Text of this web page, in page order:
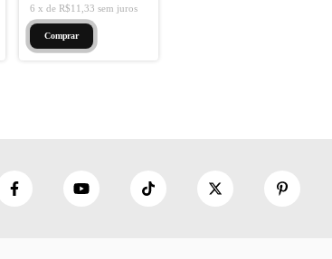
6 x de R$11,33 sem juros